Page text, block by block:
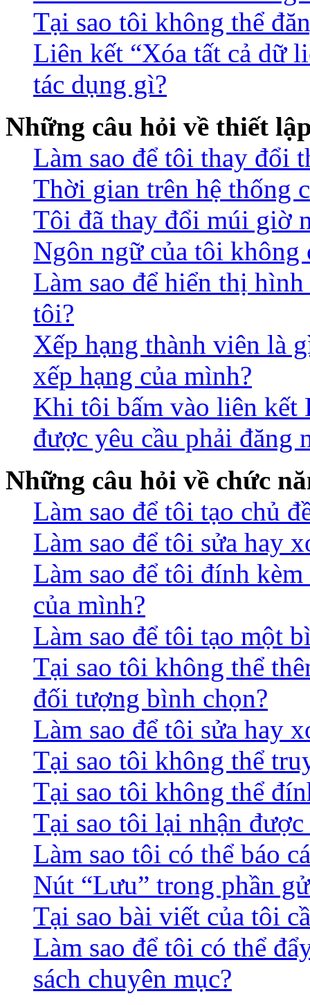
Tại sao tôi không thể
Liên kết “Xóa tất cả dữ
tác dụng gì?
Những câu hỏi về thiết
Làm sao để tôi thay đổi
Thời gian trên hệ thống
Tôi đã thay đổi múi giờ
Ngôn ngữ của tôi không
Làm sao để hiển thị
tôi?
Xếp hạng thành viên là
xếp hạng của mình?
Khi tôi bấm vào liên kết
được yêu cầu phải đăng
Những câu hỏi về chức
Làm sao để tôi tạo chủ
Làm sao để tôi sửa hay
Làm sao để tôi đính
của mình?
Làm sao để tôi tạo một
Tại sao tôi không thể
đối tượng bình chọn?
Làm sao để tôi sửa hay
Tại sao tôi không thể
Tại sao tôi không thể
Tại sao tôi lại nhận được
Làm sao tôi có thể báo
Nút “Lưu” trong phần
Tại sao bài viết của tôi
Làm sao để tôi có thể
sách chuyên mục?